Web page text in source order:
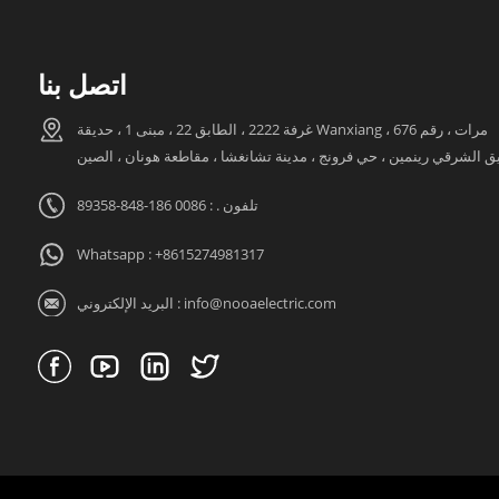
اتصل بنا
غرفة 2222 ، الطابق 22 ، مبنى 1 ، حديقة Wanxiang مرات ، رقم 676 ،
الشرقي رينمين ، حي فرونج ، مدينة تشانغشا ، مقاطعة هونان ، الصين
تلفون . : 0086 186-848-89358
Whatsapp :+8615274981317
البريد الإلكتروني : info@nooaelectric.com